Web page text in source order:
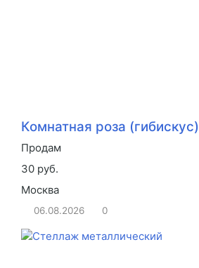
Комнатная роза (гибискус)
Продам
30 руб.
Москва
06.08.2026 0